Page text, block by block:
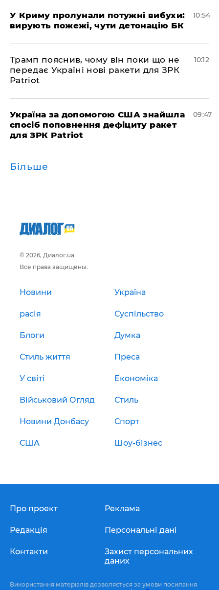
У Криму пролунали потужні вибухи:
вирують пожежі, чути детонацію БК
10:54
Трамп пояснив, чому він поки що не
передає Україні нові ракети для ЗРК
Patriot
10:12
Україна за допомогою США знайшла
спосіб поповнення дефіциту ракет
для ЗРК Patriot
09:47
Більше
© 2026, Диалог.ua
Все права защищены.
Новини Україна
расія Суспільство
Блоги Думка
Стиль життя Преса
У світі Економіка
Військовий Огляд Стиль
Новини Донбасу Спорт
США Шоу-бізнес
Про проект
Редакція
Контакти
Реклама
Персональні дані
Захист персональних
даних
Використання матеріалів дозволяється за умови посилання